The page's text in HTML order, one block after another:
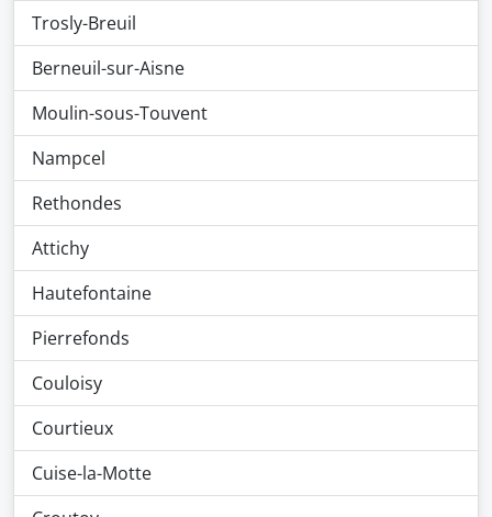
Trosly-Breuil
Berneuil-sur-Aisne
Moulin-sous-Touvent
Nampcel
Rethondes
Attichy
Hautefontaine
Pierrefonds
Couloisy
Courtieux
Cuise-la-Motte